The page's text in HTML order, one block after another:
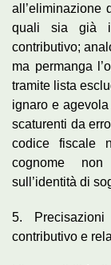
all’eliminazione
quali sia già
contributivo;
ma permanga
tramite lista
ignaro e
scaturenti da
codice fiscale
cognome non
sull’identità di
5.
contributivo e